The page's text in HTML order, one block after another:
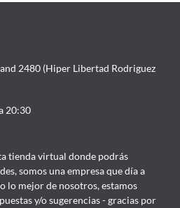
2480 (Hiper Libertad Rodriguez
20:30
tienda virtual donde podrás
somos una empresa que día a
lo mejor de nosotros, estamos
y/o sugerencias - gracias por